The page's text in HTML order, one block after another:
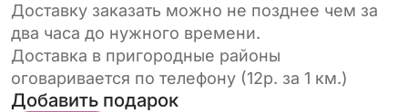
Доставку заказать можно не позднее чем за
два часа до нужного времени.
Доставка в пригородные районы
оговаривается по телефону (12р. за 1 км.)
Добавить подарок